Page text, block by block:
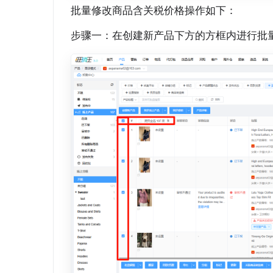
批量修改商品含关税价格操作如下：
步骤一：在创建新产品下方的方框内进行批